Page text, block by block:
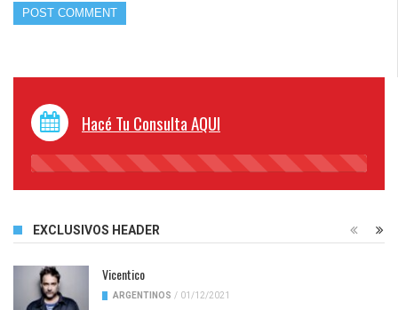
Hacé Tu Consulta AQUI
45%
EXCLUSIVOS HEADER
Vicentico
ARGENTINOS / 01/12/2021